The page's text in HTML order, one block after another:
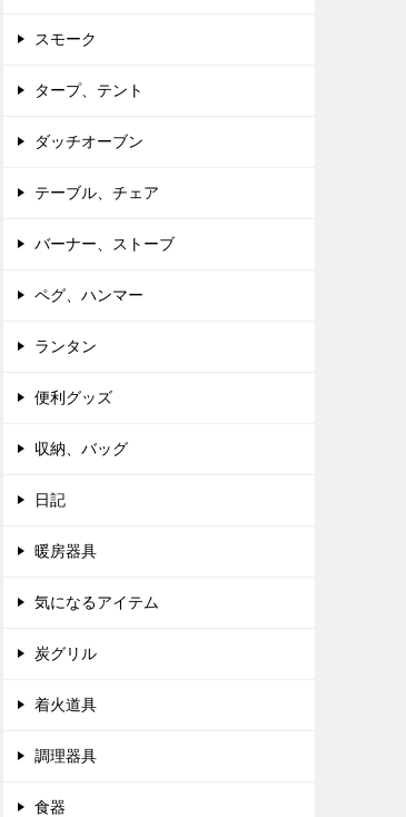
スモーク
タープ、テント
ダッチオーブン
テーブル、チェア
バーナー、ストーブ
ペグ、ハンマー
ランタン
便利グッズ
収納、バッグ
日記
暖房器具
気になるアイテム
炭グリル
着火道具
調理器具
食器